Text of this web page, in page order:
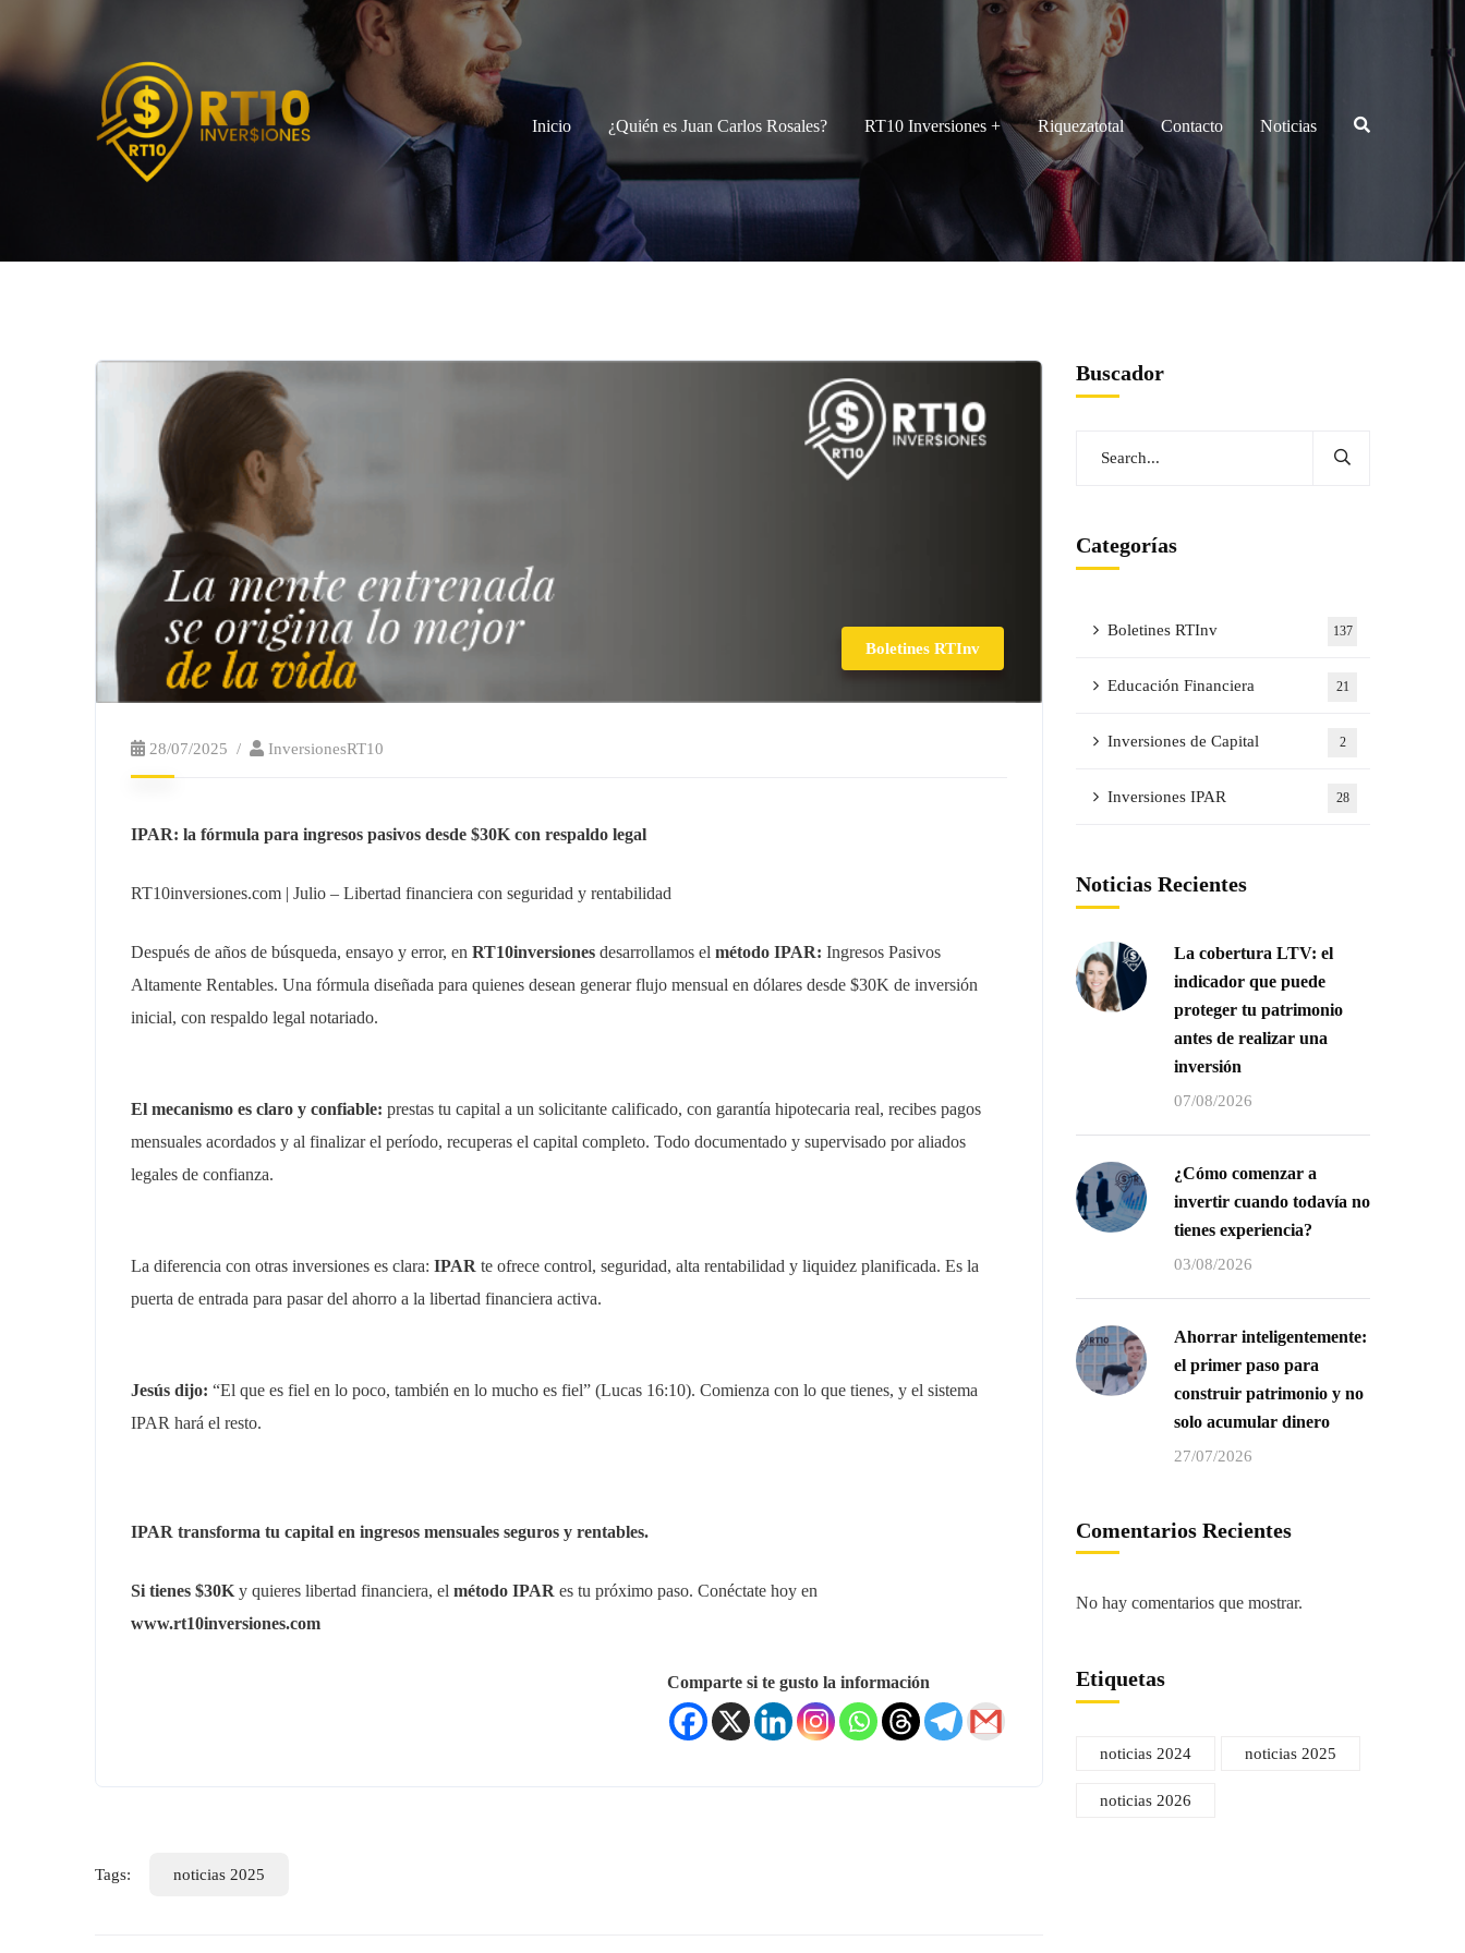
Inicio ¿Quién es Juan Carlos Rosales? RT10 Inversiones Riquezatotal Contacto Noticias
Boletines RTInv
28/07/2025 InversionesRT10
IPAR: la fórmula para ingresos pasivos desde $30K con respaldo legal
RT10inversiones.com | Julio – Libertad financiera con seguridad y rentabilidad
Después de años de búsqueda, ensayo y error, en RT10inversiones desarrollamos el método IPAR: Ingresos Pasivos
Altamente Rentables. Una fórmula diseñada para quienes desean generar flujo mensual en dólares desde $30K de inversión
inicial, con respaldo legal notariado.
El mecanismo es claro y confiable: prestas tu capital a un solicitante calificado, con garantía hipotecaria real, recibes pagos
mensuales acordados y al finalizar el período, recuperas el capital completo. Todo documentado y supervisado por aliados
legales de confianza.
La diferencia con otras inversiones es clara: IPAR te ofrece control, seguridad, alta rentabilidad y liquidez planificada. Es la
puerta de entrada para pasar del ahorro a la libertad financiera activa.
Jesús dijo: “El que es fiel en lo poco, también en lo mucho es fiel” (Lucas 16:10). Comienza con lo que tienes, y el sistema
IPAR hará el resto.
IPAR transforma tu capital en ingresos mensuales seguros y rentables.
Si tienes $30K y quieres libertad financiera, el método IPAR es tu próximo paso. Conéctate hoy en
www.rt10inversiones.com
Comparte si te gusto la información
Tags: noticias 2025
Buscador
Categorías
Boletines RTInv 137
Educación Financiera 21
Inversiones de Capital 2
Inversiones IPAR 28
Noticias Recientes
La cobertura LTV: el
indicador que puede
proteger tu patrimonio
antes de realizar una
inversión
07/08/2026
¿Cómo comenzar a
invertir cuando todavía no
tienes experiencia?
03/08/2026
Ahorrar inteligentemente:
el primer paso para
construir patrimonio y no
solo acumular dinero
27/07/2026
Comentarios Recientes
No hay comentarios que mostrar.
Etiquetas
noticias 2024 noticias 2025
noticias 2026
mínimo riesgo.
Información